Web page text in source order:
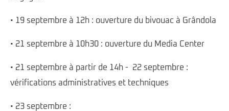
• 19 septembre à 12h : ouverture du bivouac à Grândola
• 21 septembre à 10h30 : ouverture du Media Center
• 21 septembre à partir de 14h - 22 septembre :
vérifications administratives et techniques
• 23 septembre :